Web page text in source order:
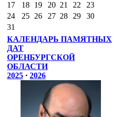
17
18 19 20 21 22
23
24
25 26 27 28 29
30
31
КАЛЕНДАРЬ ПАМЯТНЫХ
ДАТ
ОРЕНБУРГСКОЙ
ОБЛАСТИ
2025 · 2026